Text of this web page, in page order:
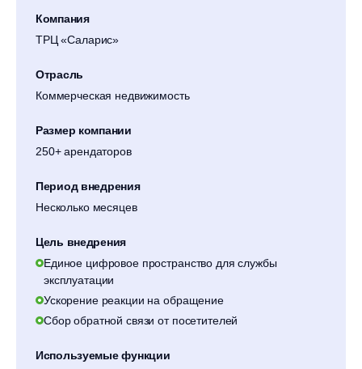
Компания
ТРЦ «Саларис»
Отрасль
Коммерческая недвижимость
Размер компании
250+ арендаторов
Период внедрения
Несколько месяцев
Цель внедрения
Единое цифровое пространство для службы
эксплуатации
Ускорение реакции на обращение
Сбор обратной связи от посетителей
Используемые функции